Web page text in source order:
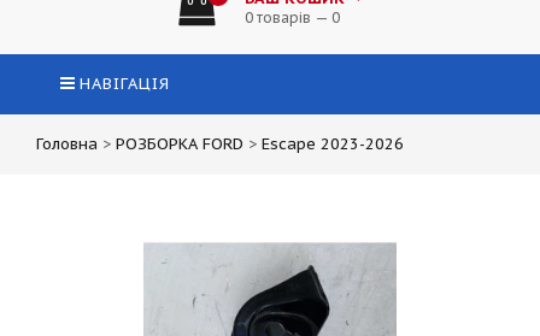
0 товарів — 0
НАВІГАЦІЯ
Головна > РОЗБОРКА FORD > Escape 2023-2026